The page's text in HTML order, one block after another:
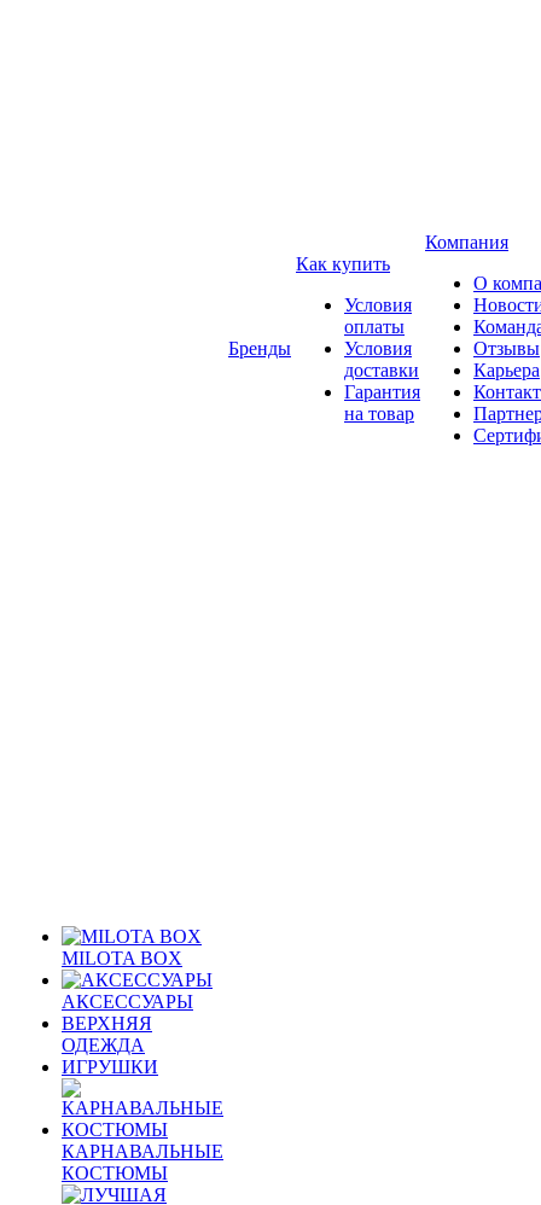
MILOTA BOX
АКСЕССУАРЫ
ВЕРХНЯЯ
ОДЕЖДА
ИГРУШКИ
КАРНАВАЛЬНЫЕ
КОСТЮМЫ
Бренды
Как купить
Условия
оплаты
Условия
доставки
Гарантия
на товар
Компания
О
Отзывы
Карьера